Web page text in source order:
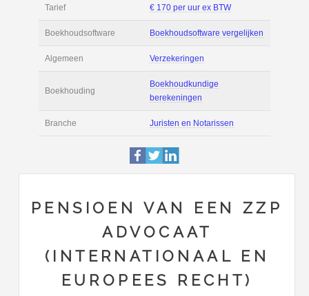
Bedrijven (2)
Salaris
€ 170 per uur ex
Boekhoudsoftware
Algemeen Verzekeringen
Boekhouding
berekeningen
PENSIOEN VAN EEN ZZP
ADVOCAAT
(INTERNATIONAAL EN
EUROPEES RECHT)